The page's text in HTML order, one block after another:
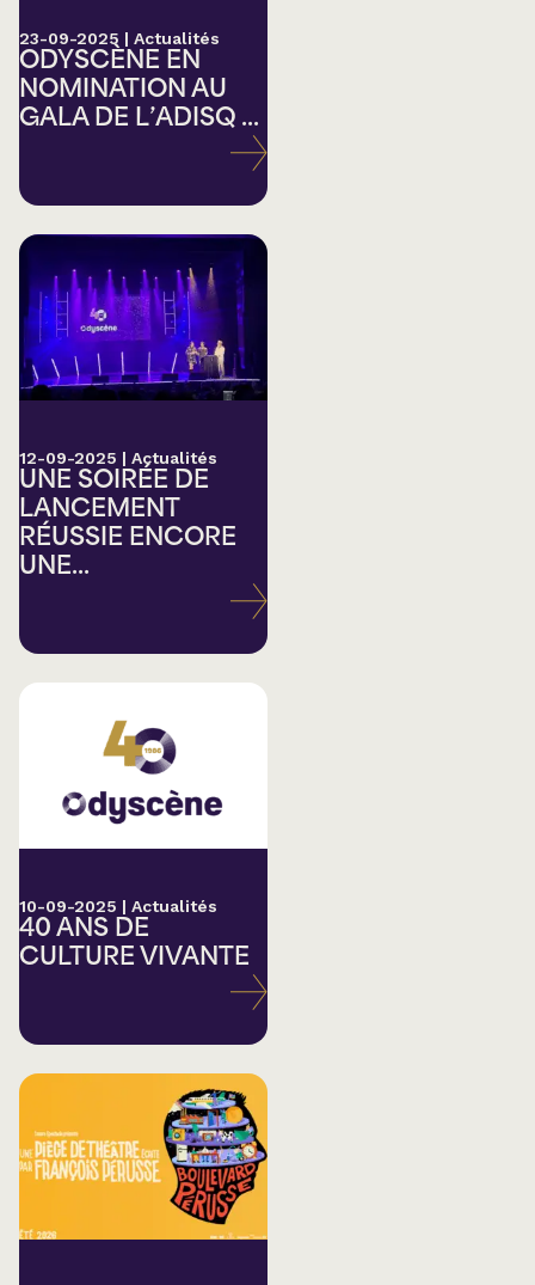
23-09-2025 | Actualités
ODYSCÈNE EN
NOMINATION AU
GALA DE L’ADISQ ...
12-09-2025 | Actualités
UNE SOIRÉE DE
LANCEMENT
RÉUSSIE ENCORE
UNE...
10-09-2025 | Actualités
40 ANS DE
CULTURE VIVANTE